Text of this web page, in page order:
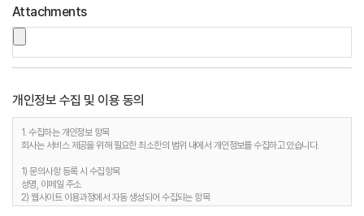
Attachments
개인정보 수집 및 이용 동의
1. 수집하는 개인정보 항목
회사는 서비스 제공을 위해 필요한 최소한의 범위 내에서 개인정보를 수집하고 있습니다.
1) 문의사항 등록 시 수집항목
성명, 이메일 주소
2) 웹사이트 이용과정에서 자동 생성되어 수집되는 항목